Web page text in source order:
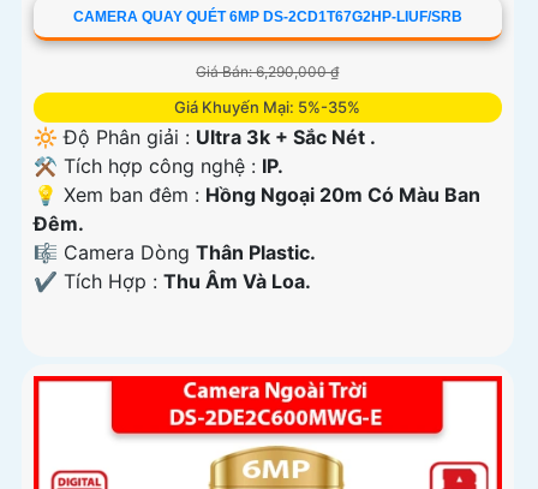
CAMERA QUAY QUÉT 6MP DS-2CD1T67G2HP-LIUF/SRB
Giá Bán: 6,290,000 ₫
Giá Khuyến Mại: 5%-35%
🔆 Độ Phân giải : Ultra 3k + Sắc Nét .
⚒ Tích hợp công nghệ : IP.
💡 Xem ban đêm : Hồng Ngoại 20m Có Màu Ban
Ðêm.
🎼️ Camera Dòng Thân Plastic.
️✔️ Tích Hợp : Thu Âm Và Loa.